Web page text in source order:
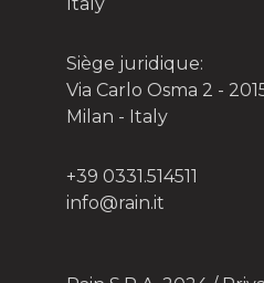
Siège juridique:
Via Carlo Osma 2 -
Milan - Italy
+39 0331.514511
info@rain.it